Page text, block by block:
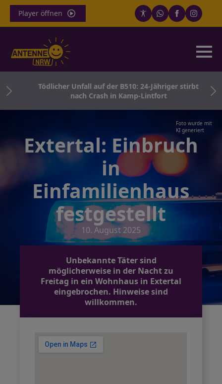
Player öffnen
Tödlicher Unfall auf der B510: 24-Jähriger stirbt
nach Crash in Kamp-Lintfort
Foto wurde mit
KI generiert
Extertal: Einbruch
in
Einfamilienhaus
festgestellt
10. August 2025
Unbekannte Täter sind
möglicherweise in der Nacht zu
Freitag in ein Wohnhaus in Extertal
eingebrochen. Hinweise sind
willkommen.